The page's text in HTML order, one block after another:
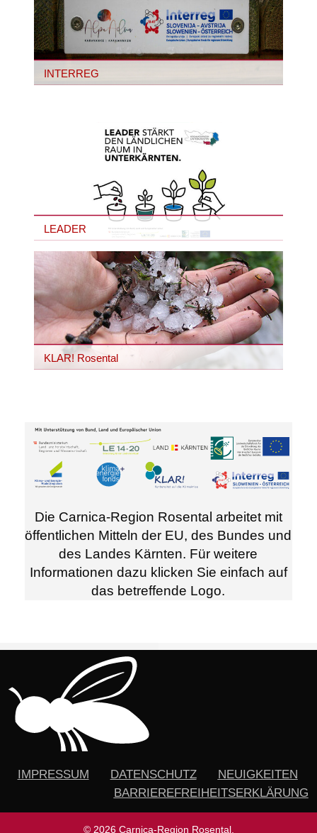
INTERREG
LEADER
KLAR! Rosental
Die Carnica-Region Rosental arbeitet mit
öffentlichen Mitteln der EU, des Bundes und
des Landes Kärnten. Für weitere
Informationen dazu klicken Sie einfach auf
das betreffende Logo.
IMPRESSUM DATENSCHUTZ
NEUIGKEITEN
BARRIEREFREIHEITSERKLÄRUNG
© 2026 Carnica-Region Rosental.